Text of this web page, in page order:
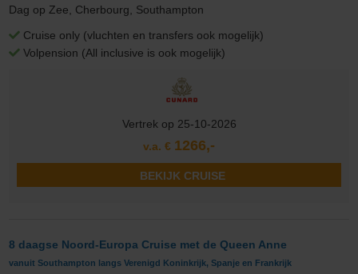
Dag op Zee, Cherbourg, Southampton
Cruise only (vluchten en transfers ook mogelijk)
Volpension (All inclusive is ook mogelijk)
Vertrek op 25-10-2026
v.a. € 1266,-
BEKIJK CRUISE
8 daagse Noord-Europa Cruise met de Queen Anne
vanuit Southampton langs Verenigd Koninkrijk, Spanje en Frankrijk